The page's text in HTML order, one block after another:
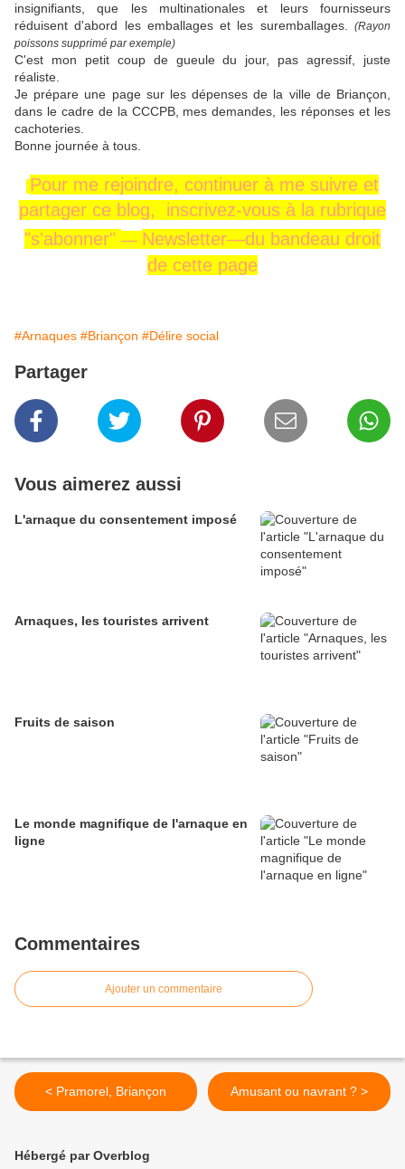
insignifiants, que les multinationales et leurs fournisseurs
réduisent d'abord les emballages et les suremballages. (Rayon
poissons supprimé par exemple)
C'est mon petit coup de gueule du jour, pas agressif, juste
réaliste.
Je prépare une page sur les dépenses de la ville de Briançon,
dans le cadre de la CCCPB, mes demandes, les réponses et les
cachoteries.
Bonne journée à tous.
Pour me rejoindre, continuer à me suivre et
partager ce blog, inscrivez-vous à la rubrique
"s'abonner" — Newsletter—du bandeau droit
de cette page
#Arnaques #Briançon #Délire social
Partager
Vous aimerez aussi
L'arnaque du consentement imposé
Arnaques, les touristes arrivent
Fruits de saison
Le monde magnifique de l'arnaque en
ligne
Commentaires
Ajouter un commentaire
< Pramorel, Briançon Amusant ou navrant ? >
Hébergé par Overblog